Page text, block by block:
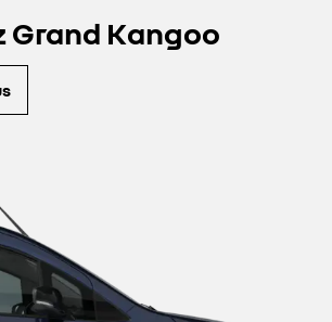
Grand Kangoo